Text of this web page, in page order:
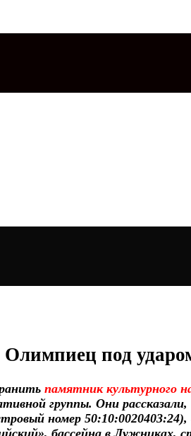
под
памятник культурного
группы. Они
номер